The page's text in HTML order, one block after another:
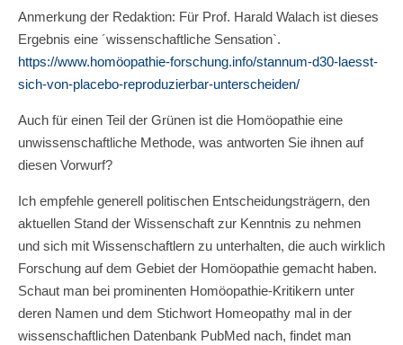
Anmerkung der Redaktion: Für Prof. Harald Walach ist dieses
Ergebnis eine ´wissenschaftliche Sensation`.
https://www.homöopathie-forschung.info/stannum-d30-laesst-
sich-von-placebo-reproduzierbar-unterscheiden/
Auch für einen Teil der Grünen ist die Homöopathie eine
unwissenschaftliche Methode, was antworten Sie ihnen auf
diesen Vorwurf?
Ich empfehle generell politischen Entscheidungsträgern, den
aktuellen Stand der Wissenschaft zur Kenntnis zu nehmen
und sich mit Wissenschaftlern zu unterhalten, die auch wirklich
Forschung auf dem Gebiet der Homöopathie gemacht haben.
Schaut man bei prominenten Homöopathie-Kritikern unter
deren Namen und dem Stichwort Homeopathy mal in der
wissenschaftlichen Datenbank PubMed nach, findet man